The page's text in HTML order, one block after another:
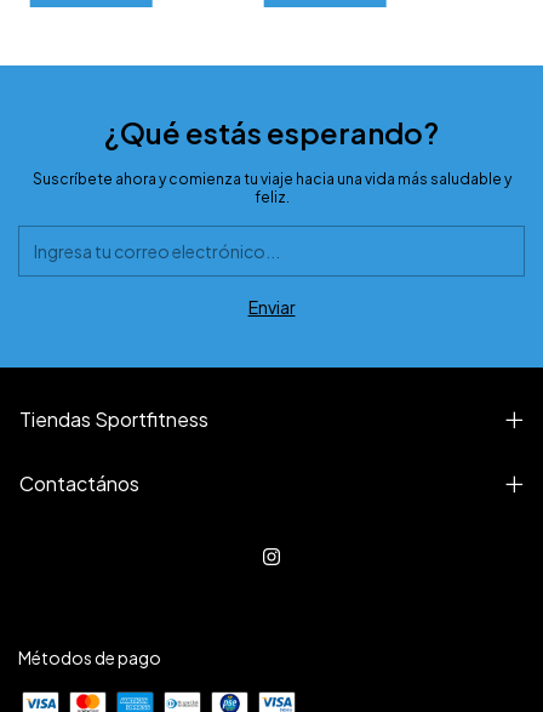
¿Qué estás esperando?
Suscríbete ahora y comienza tu viaje hacia una vida más saludable y
feliz.
Tiendas Sportfitness
Contactános
Métodos de pago